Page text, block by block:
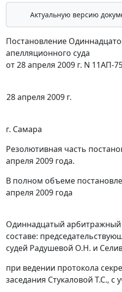
Актуальную версию
Постановление
апелляционного суда
от 28 апреля 2009 г. N 11АП-
28 апреля 2009 г.
г. Самара
Резолютивная часть
апреля 2009 года.
В полном объеме
апреля 2009 года
Одиннадцатый
составе:
судей Радушевой О.Н. и
при ведении протокола
заседания Стукаловой Т.С., с